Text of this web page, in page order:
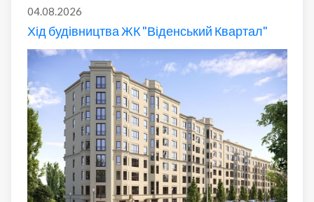
04.08.2026
Хід будівництва ЖК "Віденський Квартал"